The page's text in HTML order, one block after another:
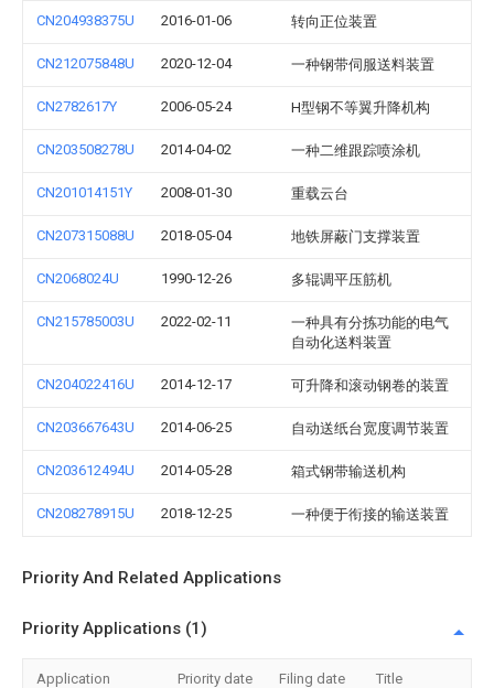
CN204938375U 2016-01-06 转向正位装置
CN212075848U 2020-12-04 一种钢带伺服送料装置
CN2782617Y 2006-05-24 H型钢不等翼升降机构
CN203508278U 2014-04-02 一种二维跟踪喷涂机
CN201014151Y 2008-01-30 重载云台
CN207315088U 2018-05-04 地铁屏蔽门支撑装置
CN2068024U 1990-12-26 多辊调平压筋机
CN215785003U 2022-02-11
一种具有分拣功能的电气
自动化送料装置
CN204022416U 2014-12-17 可升降和滚动钢卷的装置
CN203667643U 2014-06-25 自动送纸台宽度调节装置
CN203612494U 2014-05-28 箱式钢带输送机构
CN208278915U 2018-12-25 一种便于衔接的输送装置
Priority And Related Applications
Priority Applications (1)
Application Priority date Filing date Title